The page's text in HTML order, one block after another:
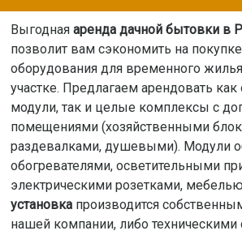
Выгодная аренда дачной бытовки в
позволит вам сэкономить на
оборудования для временного
участке. Предлагаем арендовать
модули, так и целые комплексы с
помещениями (хозяйственными
раздевалками, душевыми). Модули
обогревателями, осветительными
электрическими розетками,
установкапроизводится
нашей компании, либо техническими